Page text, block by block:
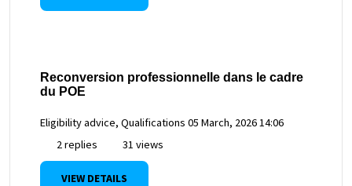
Reconversion professionnelle dans le cadre
du POE
Eligibility advice, Qualifications 05 March, 2026 14:06
2 replies
31 views
VIEW DETAILS